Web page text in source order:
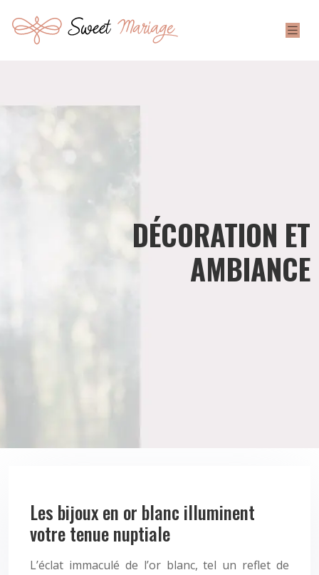
DÉCORATION ET
AMBIANCE
Les bijoux en or blanc illuminent
votre tenue nuptiale
L’éclat immaculé de l’or blanc, tel un reflet de